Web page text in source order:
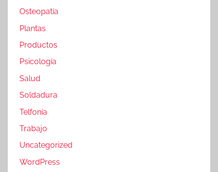
Osteopatía
Plantas
Productos
Psicología
Salud
Soldadura
Telfonía
Trabajo
Uncategorized
WordPress